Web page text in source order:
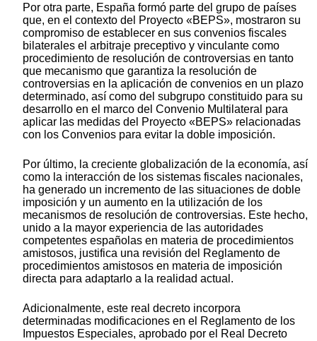
Por otra parte, España formó parte del grupo de países
que, en el contexto del Proyecto «BEPS», mostraron su
compromiso de establecer en sus convenios fiscales
bilaterales el arbitraje preceptivo y vinculante como
procedimiento de resolución de controversias en tanto
que mecanismo que garantiza la resolución de
controversias en la aplicación de convenios en un plazo
determinado, así como del subgrupo constituido para su
desarrollo en el marco del Convenio Multilateral para
aplicar las medidas del Proyecto «BEPS» relacionadas
con los Convenios para evitar la doble imposición.
Por último, la creciente globalización de la economía, así
como la interacción de los sistemas fiscales nacionales,
ha generado un incremento de las situaciones de doble
imposición y un aumento en la utilización de los
mecanismos de resolución de controversias. Este hecho,
unido a la mayor experiencia de las autoridades
competentes españolas en materia de procedimientos
amistosos, justifica una revisión del Reglamento de
procedimientos amistosos en materia de imposición
directa para adaptarlo a la realidad actual.
Adicionalmente, este real decreto incorpora
determinadas modificaciones en el Reglamento de los
Impuestos Especiales, aprobado por el Real Decreto